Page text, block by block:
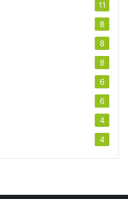
11
8
8
8
6
6
4
4